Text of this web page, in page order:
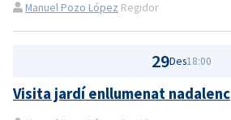
Manuel Pozo López Regidor
29Des18:00
Visita jardí enllumenat nadalenc